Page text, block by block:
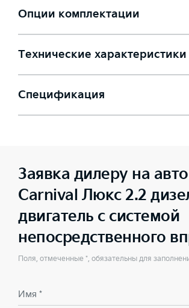
Опции комплектации
Технические характеристики
Спецификация
Заявка дилеру на
Carnival Люкс 2.2
двигатель с системой
непосредственного
Поля, отмеченные *, обязательны для
Имя *